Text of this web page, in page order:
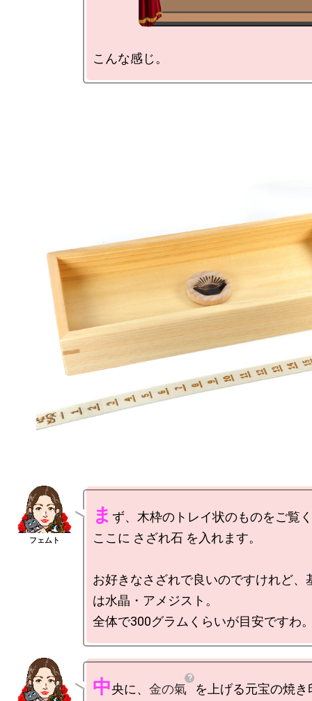
ま ず、木枠のトレイ状のものをご覧
ここに さざれ石 を入れます。
お好きなさざれで良いのですけれど、
は水晶・アメジスト。
中央に、 金の氣
を上げる元宝の焼